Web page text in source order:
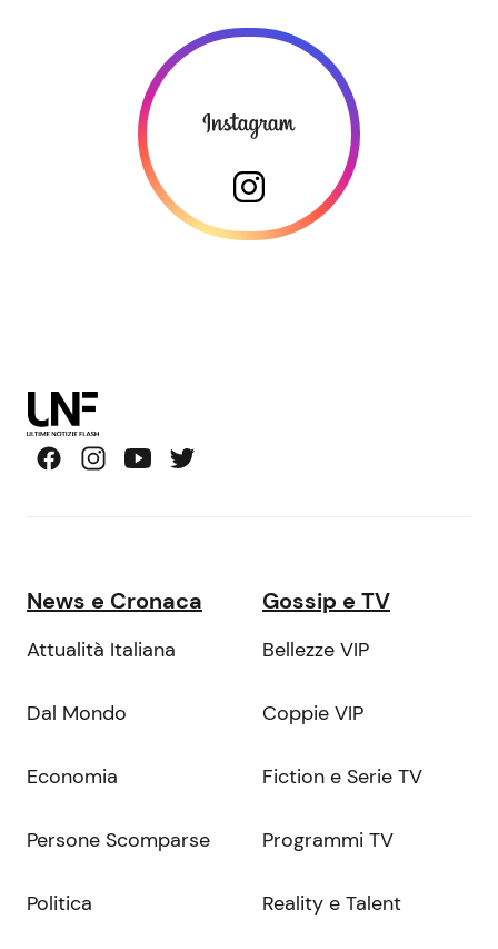
News e Cronaca
Attualità Italiana
Dal Mondo
Economia
Persone Scomparse
Politica
Gossip e TV
Bellezze VIP
Coppie VIP
Fiction e Serie TV
Programmi TV
Reality e Talent